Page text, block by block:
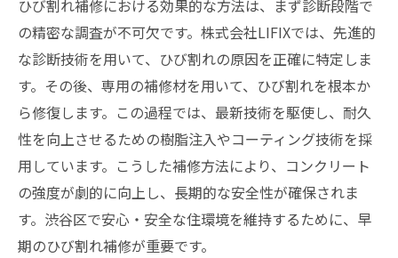
ひび割れ補修における効果的な方法は、まず診断段階で
の精密な調査が不可欠です。株式会社LIFIXでは、先進的
な診断技術を用いて、ひび割れの原因を正確に特定しま
す。その後、専用の補修材を用いて、ひび割れを根本か
ら修復します。この過程では、最新技術を駆使し、耐久
性を向上させるための樹脂注入やコーティング技術を採
用しています。こうした補修方法により、コンクリート
の強度が劇的に向上し、長期的な安全性が確保されま
す。渋谷区で安心・安全な住環境を維持するために、早
期のひび割れ補修が重要です。